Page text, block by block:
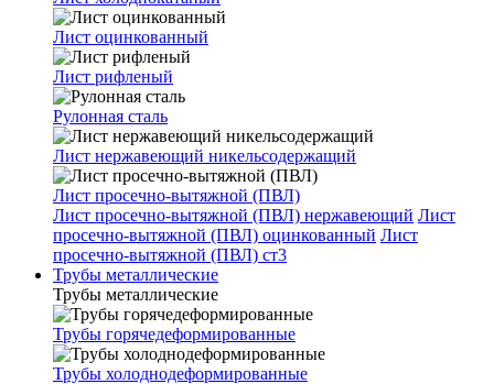
Лист оцинкованный
Лист рифленый
Рулонная сталь
Лист нержавеющий никельсодержащий
Лист просечно-вытяжной (ПВЛ)
Лист просечно-вытяжной (ПВЛ) нержавеющий Лист
просечно-вытяжной (ПВЛ) оцинкованный Лист
просечно-вытяжной (ПВЛ) ст3
Трубы металлические
Трубы металлические
Трубы горячедеформированные
Трубы холоднодеформированные